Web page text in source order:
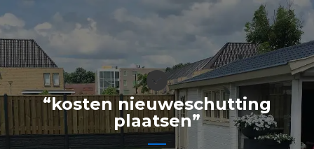
naar
de
inhoud
“kosten nieuweschutting
plaatsen”